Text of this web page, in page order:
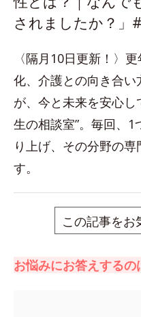
されましたか？」
〈隔月10日更新！〉
化、介護との向き合
が、今と未来を安心し
生の相談室”。毎回、
り上げ、その分野の
す。
この記事をお
お悩みにお答えする